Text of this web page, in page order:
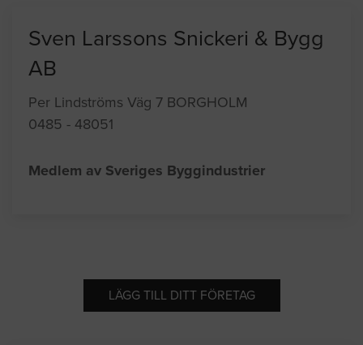
Sven Larssons Snickeri & Bygg
AB
Per Lindströms Väg 7 BORGHOLM
0485 - 48051
Medlem av Sveriges Byggindustrier
LÄGG TILL DITT FÖRETAG